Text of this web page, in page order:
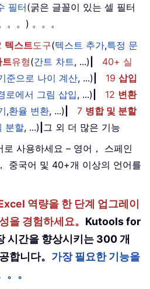
필터(굵은 글꼴이 있는 셀 필터
。。) 。。。
텍스트도구(텍스트 추가,특정 문
트유형(간트 차트, ...)
40+ 실
준으로 나이 계산, ...) 19 삽입
로에서 그림 삽입, ...) 12 변환
,환율 변환, ...) 7 병합 및 분할
분할, ...) 그 외 더 많은 기능
사용하세요 – 영어， 스페인
중국어 및 40+개 이상의 언어를
역량을 한 단계 업그레이
을 경험하세요。 Kutools for
시간을 향상시키는 300 개
합니다。 가장 필요한 기능을
。